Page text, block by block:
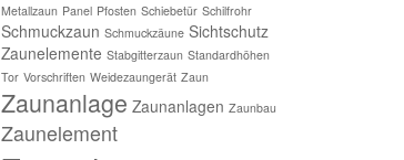
Metallzaun Panel Pfosten Schiebetür Schilfrohr
Schmuckzaun Schmuckzäune Sichtschutz
Zaunelemente Stabgitterzaun Standardhöhen
Tor Vorschriften Weidezaungerät Zaun
Zaunanlage Zaunanlagen Zaunbau
Zaunelement